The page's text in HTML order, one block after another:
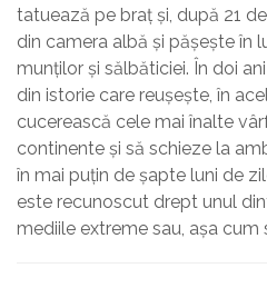
tatuează pe braț și, după 21
din camera albă și pășește în
munților și sălbăticiei. În doi
din istorie care reușește, în
cucerească cele mai înalte
continente și să schieze la
în mai puțin de șapte luni de
este recunoscut drept unul
mediile extreme sau, așa cum